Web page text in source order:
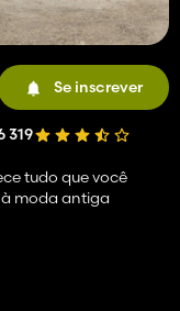
Se inscrever
319
tudo que você
moda antiga